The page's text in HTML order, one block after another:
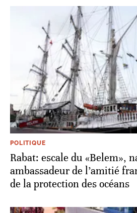
POLITIQUE
Rabat: escale du «Belem»,
ambassadeur de l’amitié
de la protection des océans